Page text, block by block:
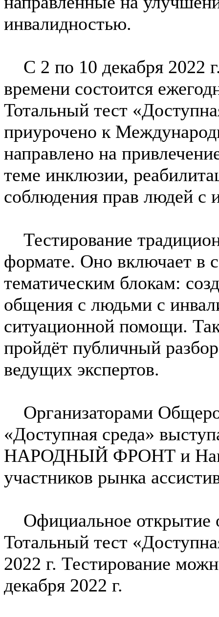
инвалидностью.
С 2 по 10 декабря 2022
времени состоится
Тотальный тест
приурочено к
направлено на
теме инклюзии,
соблюдения прав людей с
Тестирование
формате. Оно включает в
тематическим блокам:
общения с людьми с
ситуационной помощи.
пройдёт публичный
ведущих экспертов.
Организаторами
«Доступная среда»
НАРОДНЫЙ ФРОНТ и
участников рынка
Официальное открытие
Тотальный тест
2022 г. Тестирование
декабря 2022 г.